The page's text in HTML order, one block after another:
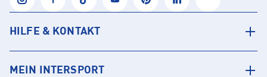
HILFE & KONTAKT
MEIN INTERSPORT